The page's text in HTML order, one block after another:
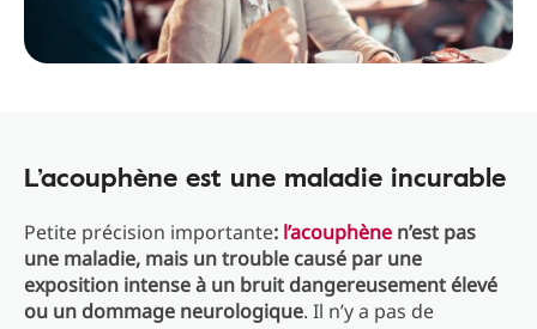
L’acouphène est une maladie incurable
Petite précision importante: l’acouphène n’est pas
une maladie, mais un trouble causé par une
exposition intense à un bruit dangereusement élevé
ou un dommage neurologique. Il n’y a pas de